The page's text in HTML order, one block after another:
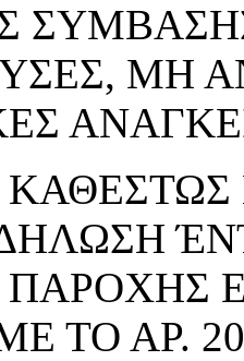
ΜΗ
ΔΗΛΩΣΗ
ΤΟ ΑΡ.